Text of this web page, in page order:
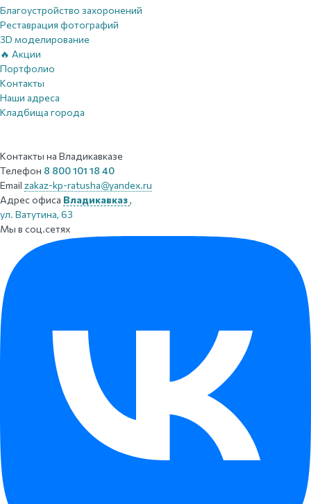
Благоустройство захоронений
Реставрация фотографий
3D моделирование
🔥 Акции
Портфолио
Контакты
Наши адреса
Кладбища города
Контакты на Владикавказе
Телефон 8 800 101 18 40
Email zakaz-kp-ratusha@yandex.ru
Адрес офиса Владикавказ,
ул. Ватутина, 63
Мы в соц.сетях